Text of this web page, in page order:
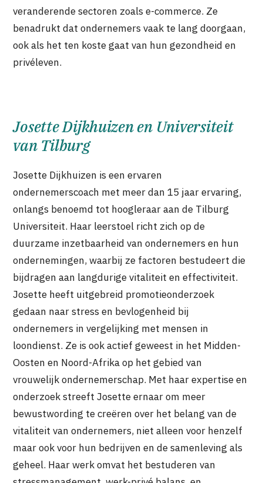
veranderende sectoren zoals e-commerce. Ze
benadrukt dat ondernemers vaak te lang doorgaan,
ook als het ten koste gaat van hun gezondheid en
privéleven.
Josette Dijkhuizen en Universiteit
van Tilburg
Josette Dijkhuizen is een ervaren
ondernemerscoach met meer dan 15 jaar ervaring,
onlangs benoemd tot hoogleraar aan de Tilburg
Universiteit. Haar leerstoel richt zich op de
duurzame inzetbaarheid van ondernemers en hun
ondernemingen, waarbij ze factoren bestudeert die
bijdragen aan langdurige vitaliteit en effectiviteit.
Josette heeft uitgebreid promotieonderzoek
gedaan naar stress en bevlogenheid bij
ondernemers in vergelijking met mensen in
loondienst. Ze is ook actief geweest in het Midden-
Oosten en Noord-Afrika op het gebied van
vrouwelijk ondernemerschap. Met haar expertise en
onderzoek streeft Josette ernaar om meer
bewustwording te creëren over het belang van de
vitaliteit van ondernemers, niet alleen voor henzelf
maar ook voor hun bedrijven en de samenleving als
geheel. Haar werk omvat het bestuderen van